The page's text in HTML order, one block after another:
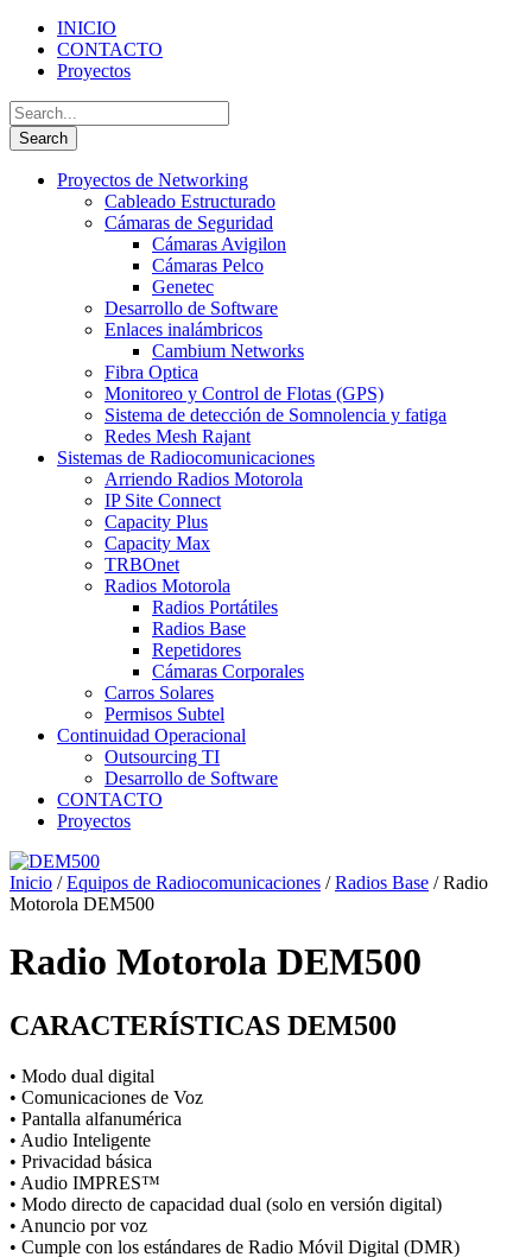
INICIO
CONTACTO
Proyectos
Proyectos de Networking
Cableado Estructurado
Cámaras de Seguridad
Cámaras Avigilon
Cámaras Pelco
Genetec
Desarrollo de Software
Enlaces inalámbricos
Cambium Networks
Fibra Optica
Monitoreo y Control de Flotas (GPS)
Sistema de detección de Somnolencia y fatiga
Redes Mesh Rajant
Sistemas de Radiocomunicaciones
Arriendo Radios Motorola
IP Site Connect
Capacity Plus
Capacity Max
TRBOnet
Radios Motorola
Radios Portátiles
Radios Base
Repetidores
Cámaras Corporales
Carros Solares
Permisos Subtel
Continuidad Operacional
Outsourcing TI
Desarrollo de Software
CONTACTO
Proyectos
Inicio /Equipos de Radiocomunicaciones /Radios Base / Radio
Motorola DEM500
Radio Motorola DEM500
CARACTERÍSTICAS DEM500
• Modo dual digital
• Comunicaciones de Voz
• Pantalla alfanumérica
• Audio Inteligente
• Privacidad básica
• Audio IMPRES™
• Modo directo de capacidad dual (solo en versión digital)
• Anuncio por voz
• Cumple con los estándares de Radio Móvil Digital (DMR)